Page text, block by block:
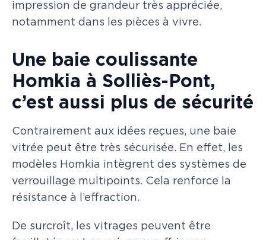
impression de grandeur très appréciée,
notamment dans les pièces à vivre.
Une baie coulissante
Homkia à Solliès-Pont,
c’est aussi plus de sécurité
Contrairement aux idées reçues, une baie
vitrée peut être très sécurisée. En effet, les
modèles Homkia intègrent des systèmes de
verrouillage multipoints. Cela renforce la
résistance à l’effraction.
De surcroît, les vitrages peuvent être